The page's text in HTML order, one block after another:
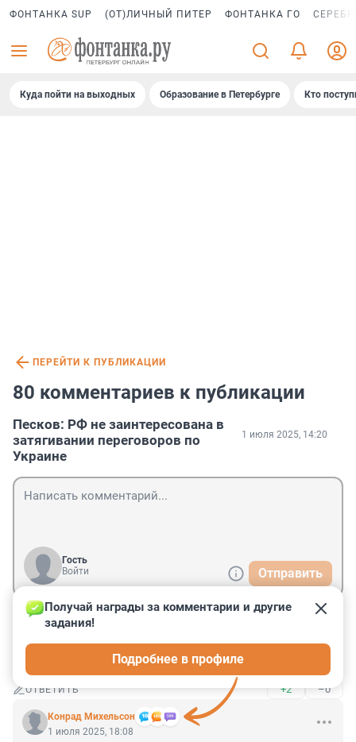
ФОНТАНКА SUP (ОТ)ЛИЧНЫЙ ПИТЕР ФОНТАНКА ГО
Куда пойти на выходных Образование в Петербурге Кто
ПЕРЕЙТИ К ПУБЛИКАЦИИ
80 комментариев к публикации
Песков: РФ не заинтересована в
затягивании переговоров по
Украине
1 июля 2025, 14:20
Гость
Войти
Отправить
Гость
издержки начинают кусаться
ОТВЕТИТЬ +2 –0
Конрад Михельсон
Получай награды за комментарии и другие
задания!
Подробнее в профиле
1 июля 2025, 18:08